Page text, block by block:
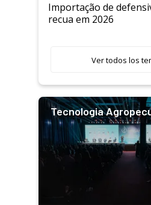
Importação de
recua em 2026
Ver todos los
Tecnologia